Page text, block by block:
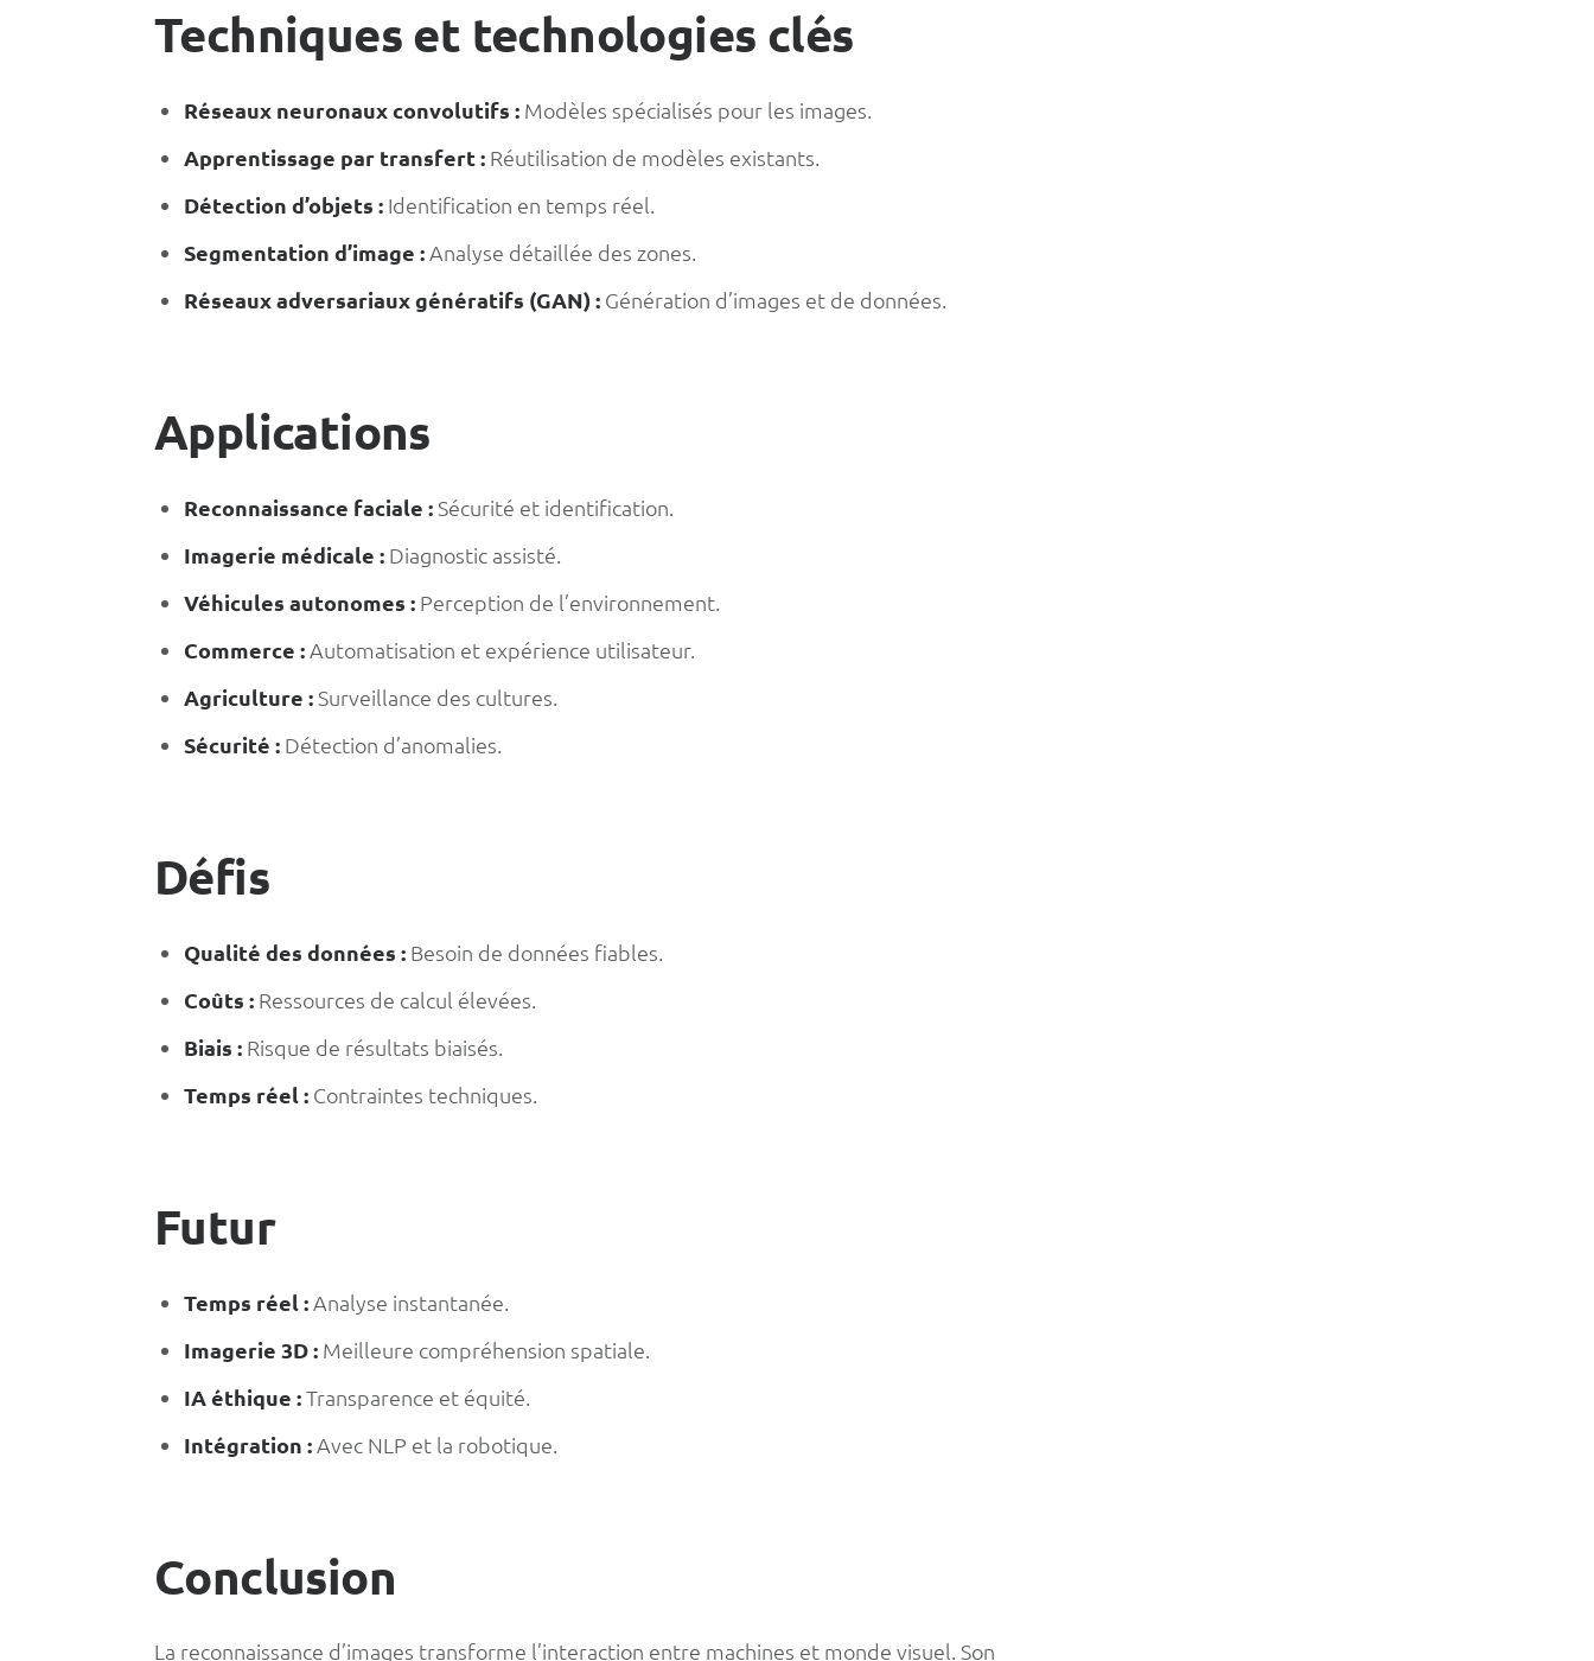
Techniques et technologies clés
Réseaux neuronaux convolutifs : Modèles spécialisés pour les images.
Apprentissage par transfert : Réutilisation de modèles existants.
Détection d’objets : Identification en temps réel.
Segmentation d’image :Analyse détaillée des zones.
Réseaux adversariaux génératifs (GAN) : Génération d’images et de données.
Applications
Reconnaissance faciale : Sécurité et identification.
Imagerie médicale : Diagnostic assisté.
Véhicules autonomes : Perception de l’environnement.
Commerce :Automatisation et expérience utilisateur.
Agriculture : Surveillance des cultures.
Sécurité : Détection d’anomalies.
Défis
Qualité des données : Besoin de données fiables.
Coûts : Ressources de calcul élevées.
Biais : Risque de résultats biaisés.
Temps réel : Contraintes techniques.
Futur
Temps réel :Analyse instantanée.
Imagerie 3D : Meilleure compréhension spatiale.
IA éthique :Transparence et équité.
Intégration :Avec NLP et la robotique.
Conclusion
La reconnaissance d’images transforme l’interaction entre machines et monde visuel. Son